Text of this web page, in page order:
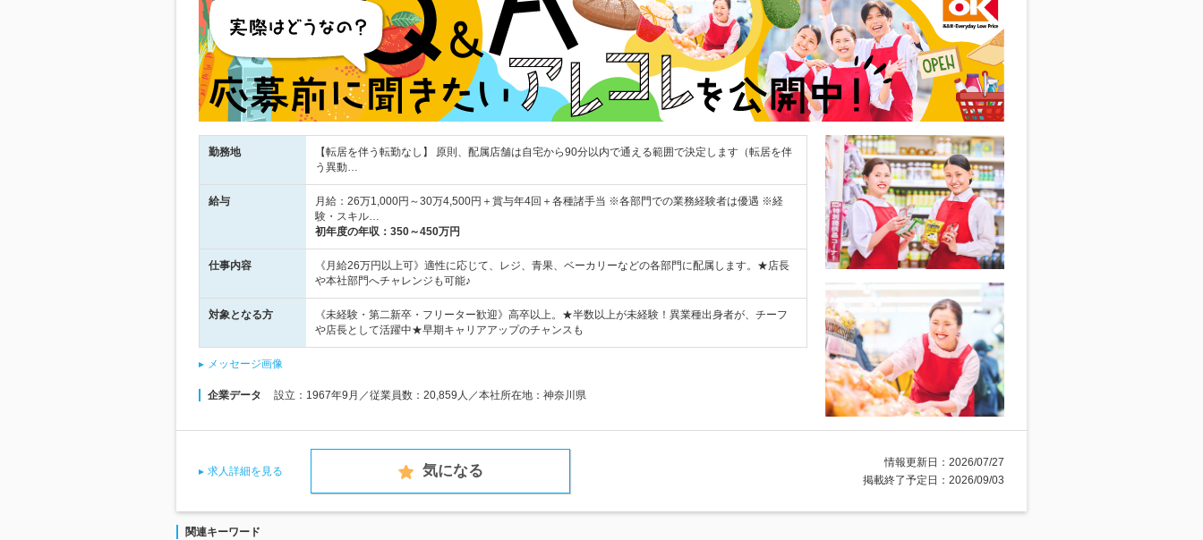
勤務地
【転居を伴う転勤なし】 原則、配属店舗は自宅から90分以内で通える範囲で決定します（転居を伴
う異動…
給与
月給：26万1,000円～30万4,500円＋賞与年4回＋各種諸手当 ※各部門での業務経験者は優遇 ※経
験・スキル…
初年度の年収： 350～450万円
仕事内容
《月給26万円以上可》適性に応じて、レジ、青果、ベーカリーなどの各部門に配属します。★店長
や本社部門へチャレンジも可能♪
対象となる方
《未経験・第二新卒・フリーター歓迎》高卒以上。★半数以上が未経験！異業種出身者が、チーフ
や店長として活躍中★早期キャリアアップのチャンスも
メッセージ画像
企業データ 設立：1967年9月／従業員数：20,859人／本社所在地：神奈川県
求人詳細を見る 気になる
情報更新日：2026/07/27
掲載終了予定日：2026/09/03
関連キーワード